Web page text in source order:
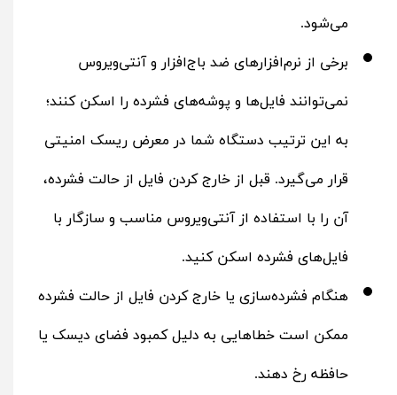
می‌شود.
برخی از نرم‌افزارهای ضد باج‌افزار و آنتی‌ویروس
نمی‌توانند فایل‌ها و پوشه‌های فشرده را اسکن کنند؛
به این ترتیب دستگاه شما در معرض ریسک امنیتی
قرار می‌گیرد. قبل از خارج کردن فایل از حالت فشرده،
آن را با استفاده از آنتی‌ویروس مناسب و سازگار با
فایل‌های فشرده اسکن کنید.
هنگام فشرده‌سازی یا خارج کردن فایل از حالت فشرده
ممکن است خطاهایی به دلیل کمبود فضای دیسک یا
حافظه رخ دهند.